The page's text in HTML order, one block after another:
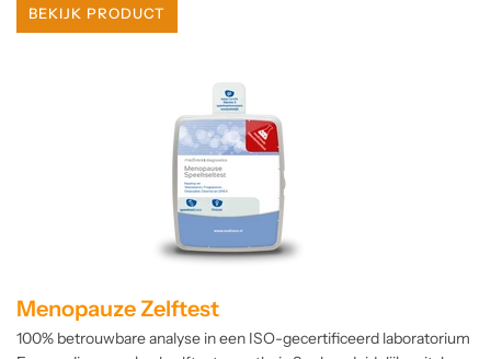
BEKIJK PRODUCT
Menopauze Zelftest
100% betrouwbare analyse in een ISO-gecertificeerd laboratorium